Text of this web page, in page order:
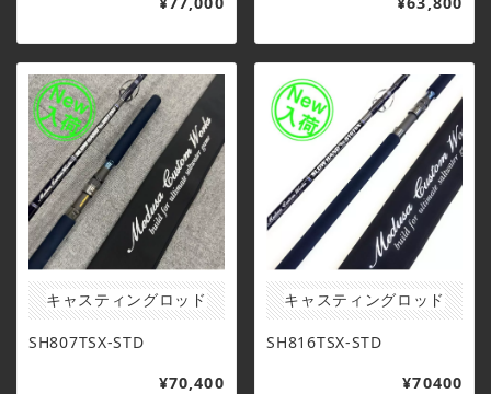
キャスティングロッド
SH807TSX-STD
¥70,400
キャスティングロッド
SH816TSX-STD
¥70400